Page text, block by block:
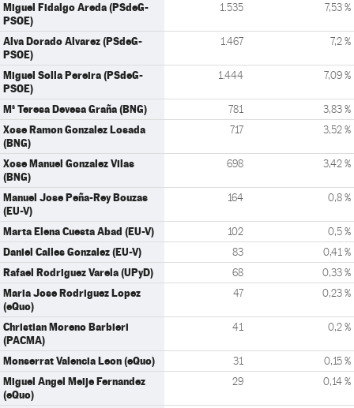
Miguel Fidalgo Areda (PSdeG-
PSOE)
1.535 7,53 %
Alva Dorado Alvarez (PSdeG-
PSOE)
1.467 7,2 %
Miguel Solla Pereira (PSdeG-
PSOE)
1.444 7,09 %
Mª Teresa Devesa Graña (BNG) 781 3,83 %
Xose Ramon Gonzalez Losada
(BNG)
717 3,52 %
Xose Manuel Gonzalez Vilas
(BNG)
698 3,42 %
Manuel Jose Peña-Rey Bouzas
(EU-V)
164 0,8 %
Marta Elena Cuesta Abad (EU-V) 102 0,5 %
Daniel Calles Gonzalez (EU-V) 83 0,41 %
Rafael Rodriguez Varela (UPyD) 68 0,33 %
Maria Jose Rodriguez Lopez
(eQuo)
47 0,23 %
Christian Moreno Barbieri
(PACMA)
41 0,2 %
Monserrat Valencia Leon (eQuo) 31 0,15 %
Miguel Angel Meije Fernandez
(eQuo)
29 0,14 %